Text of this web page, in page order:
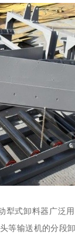
犁式卸料器广泛
等输送机的分段